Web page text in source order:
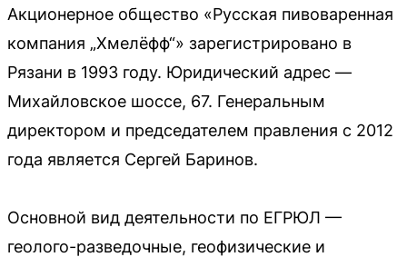
Акционерное общество «Русская пивоваренная
компания „Хмелёфф“» зарегистрировано в
Рязани в 1993 году. Юридический адрес —
Михайловское шоссе, 67. Генеральным
директором и председателем правления с 2012
года является Сергей Баринов.
Основной вид деятельности по ЕГРЮЛ —
геолого-разведочные, геофизические и